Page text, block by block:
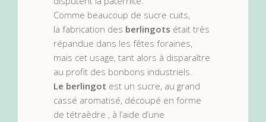
Comme beaucoup de sucre cuits,
la fabrication des berlingots était très
répandue dans les fêtes foraines,
mais cet usage, tant alors à disparaître
au profit des bonbons industriels.
Le berlingot est un sucre, au grand
cassé aromatisé, découpé en forme
de tétraèdre , à l’aide d’une